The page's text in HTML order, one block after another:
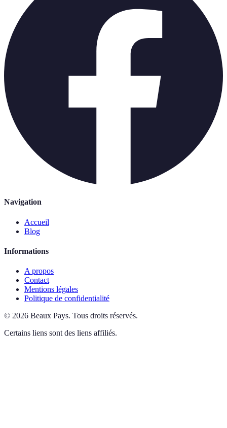
Navigation
Accueil
Blog
Informations
A propos
Contact
Mentions légales
Politique de confidentialité
© 2026 Beaux Pays. Tous droits réservés.
Certains liens sont des liens affiliés.